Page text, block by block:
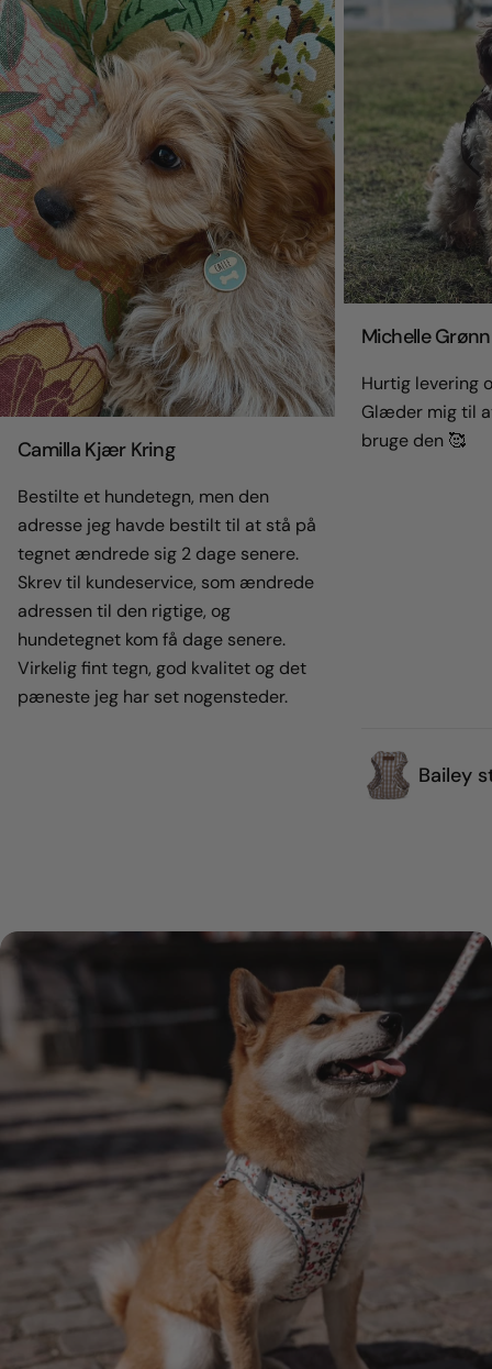
Camilla Kjær Kring
Bestilte et hundetegn, men den
adresse jeg havde bestilt til at stå på
tegnet ændrede sig 2 dage senere.
Skrev til kundeservice, som ændrede
adressen til den rigtige, og
hundetegnet kom få dage senere.
Virkelig fint tegn, god kvalitet og det
pæneste jeg har set nogensteder.
Michelle
Hurtig levering
Glæder mig til
bruge den 🥰
Bailey